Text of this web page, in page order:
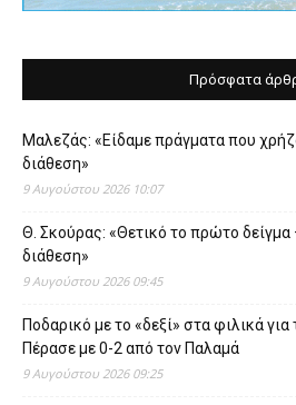
Πρόσφατα
Μαλεζάς: «Είδαμε πράγματα που
διάθεση»
9 Αυγούστου 2026 10:07
Θ. Σκούρας: «Θετικό το πρώτο δείγμα
διάθεση»
9 Αυγούστου 2026 09:45
Ποδαρικό με το «δεξί» στα φιλικά
Πέρασε με 0-2 από τον Παλαμά
9 Αυγούστου 2026 09:25